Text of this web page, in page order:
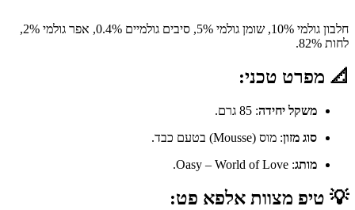
חלבון גולמי 10%, שומן גולמי 5%, סיבים גולמיים 0.4%, אפר גולמי 2%,
לחות 82%.
📐 מפרט טכני:
משקל יחידה: 85 גרם.
סוג מזון: מוס (Mousse) בטעם כבד.
מותג: Oasy – World of Love.
💡 טיפ מצוות אלפא פט: